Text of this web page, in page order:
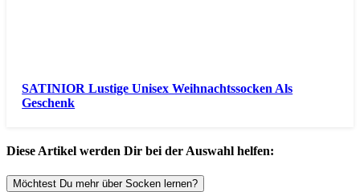
SATINIOR Lustige Unisex Weihnachtssocken Als
Geschenk
Diese Artikel werden Dir bei der Auswahl helfen:
Möchtest Du mehr über Socken lernen?